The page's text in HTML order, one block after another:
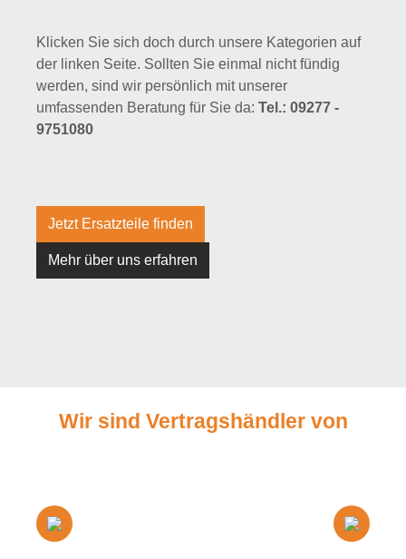
Klicken Sie sich doch durch unsere Kategorien auf
der linken Seite. Sollten Sie einmal nicht fündig
werden, sind wir persönlich mit unserer
umfassenden Beratung für Sie da: Tel.: 09277 -
9751080
Jetzt Ersatzteile finden
Mehr über uns erfahren
Wir sind Vertragshändler von